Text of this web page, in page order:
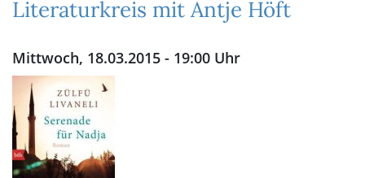
Literaturkreis mit Antje Höft
Mittwoch, 18.03.2015 - 19:00 Uhr